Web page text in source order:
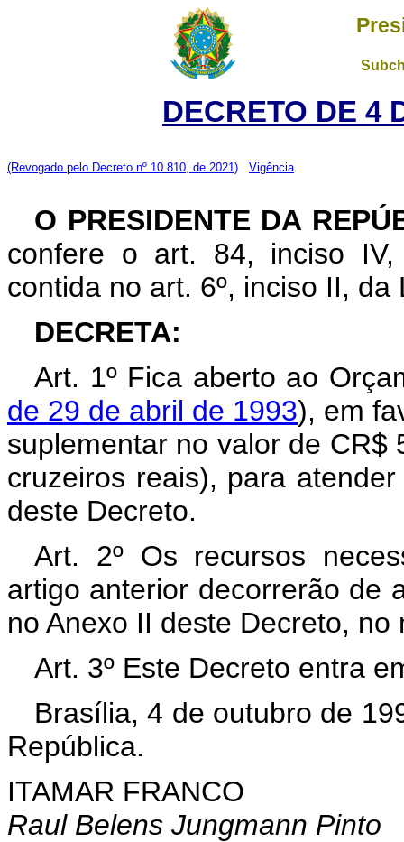
DECRETO DE 4
(Revogado pelo Decreto nº 10.810, de 2021) Vigência
O PRESIDENTE DA
confere o art. 84, inciso
contida no art. 6º, inciso II,
DECRETA:
Art. 1º Fica aberto ao
de 29 de abril de 1993), em
suplementar no valor de CR$
cruzeiros reais), para
deste Decreto.
Art. 2º Os recursos
artigo anterior decorrerão de
no Anexo II deste Decreto,
Art. 3º Este Decreto entra
Brasília, 4 de outubro de
República.
ITAMAR FRANCO
Raul Belens Jungmann Pinto